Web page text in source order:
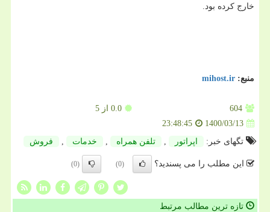
خارج کرده بود.
منبع: mihost.ir
604
0.0 از 5
1400/03/13
23:48:45
تگهای خبر:
اپراتور , تلفن همراه , خدمات , فروش
این مطلب را می پسندید؟ (0)
(0)
تازه ترین مطالب مرتبط